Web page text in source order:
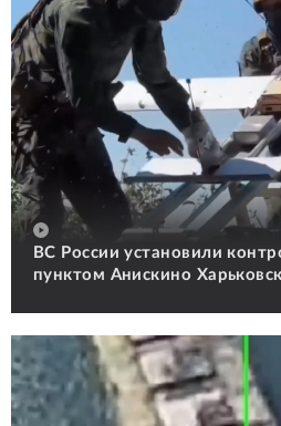
ВС России установили
пунктом Анискино